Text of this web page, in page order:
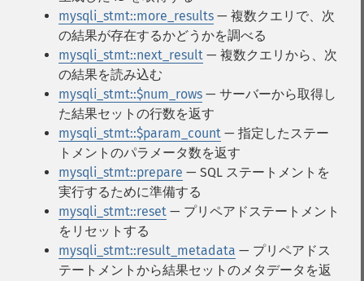
mysqli_stmt::more_results — 複数クエリで、次
の結果が存在するかどうかを調べる
mysqli_stmt::next_result — 複数クエリから、次
の結果を読み込む
mysqli_stmt::$num_rows — サーバーから取得し
た結果セットの行数を返す
mysqli_stmt::$param_count — 指定したステー
トメントのパラメータ数を返す
mysqli_stmt::prepare — SQL ステートメントを
実行するために準備する
mysqli_stmt::reset — プリペアドステートメント
をリセットする
mysqli_stmt::result_metadata — プリペアドス
テートメントから結果セットのメタデータを返